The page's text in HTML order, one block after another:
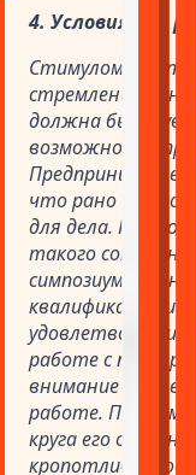
4. Условия для
Стимулом для
стремление к
должна быть
возможность
что рано или
для дела.
такого
симпозиумы,
квалификации и
удовлетворен и
работе с
внимание его
работе. Поэтому
круга его
кропотливым